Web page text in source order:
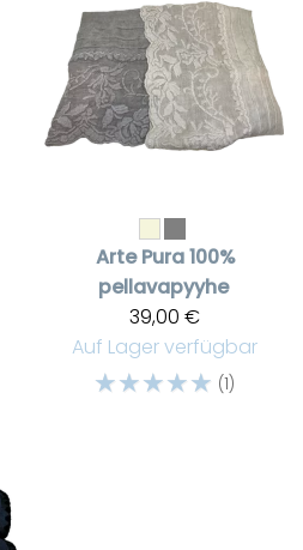
Arte Pura100%
pellavapyyhe
39,00 €
Auf Lager verfügbar
☆☆☆☆☆ (1)